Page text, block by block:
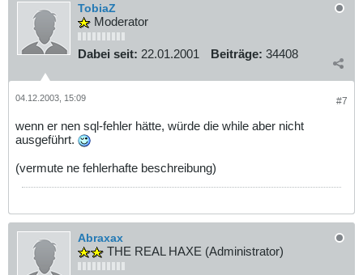
TobiaZ
Moderator
Dabei seit: 22.01.2001 Beiträge: 34408
#7
04.12.2003, 15:09
wenn er nen sql-fehler hätte, würde die while aber nicht
ausgeführt.
(vermute ne fehlerhafte beschreibung)
Abraxax
THE REAL HAXE (Administrator)